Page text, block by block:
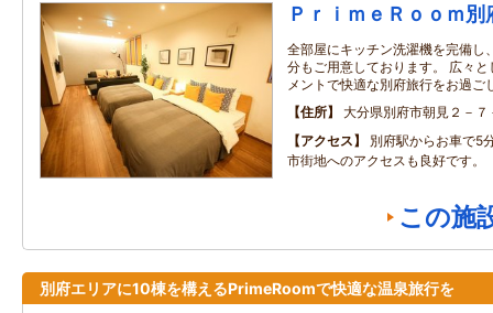
ＰｒｉｍｅＲｏｏｍ
全部屋にキッチン洗濯機を完備し
分もご用意しております。 広々
メントで快適な別府旅行をお過ご
住所
大分県別府市朝見２－７
アクセス
別府駅からお車で5
市街地へのアクセスも良好です。
この施
別府エリアに10棟を構えるPrimeRoomで快適な温泉旅行を